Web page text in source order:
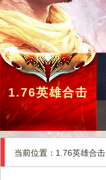
1.76英雄合击
当前位置： 1.76英雄合击